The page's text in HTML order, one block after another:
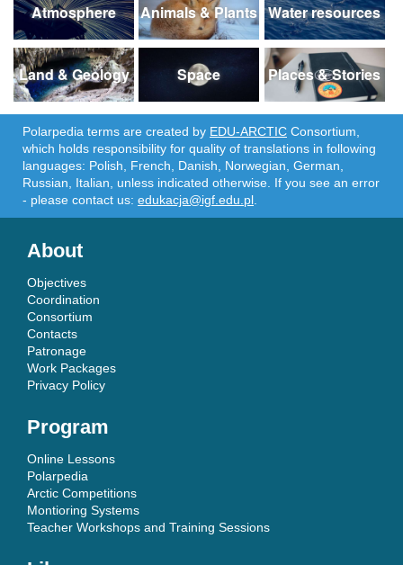
Atmosphere Animals & Plants Water resources
Land & Geology Space Places & Stories
Polarpedia terms are created by EDU-ARCTIC Consortium,
which holds responsibility for quality of translations in following
languages: Polish, French, Danish, Norwegian, German,
Russian, Italian, unless indicated otherwise. If you see an error
- please contact us: edukacja@igf.edu.pl
About
Objectives
Coordination
Consortium
Contacts
Patronage
Work Packages
Privacy Policy
Program
Online Lessons
Polarpedia
Arctic Competitions
Montioring Systems
Teacher Workshops and Training Sessions